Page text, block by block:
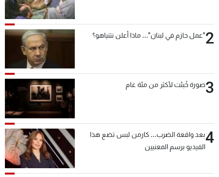
2"عمل حازم في لبنان"... ماذا أعلن نتنياهو؟
3صورة خُبئت لأكثر من مئة عام
4بعد واقعة الضرب... كارمن لبس تضع هذا
الفيديو برسم المعنيين
شروط الإسـتخدام
سياسة الخصوصية